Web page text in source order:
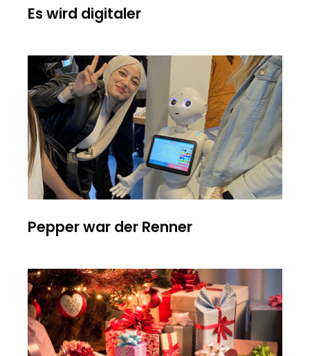
Es wird digitaler
Pepper war der Renner